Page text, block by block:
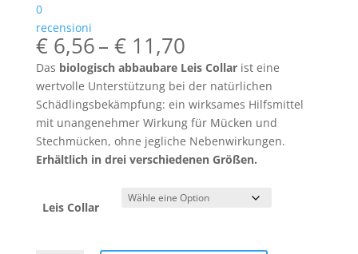
0
recensioni
€6,56– €11,70Preisspanne:
€ 6,56
bis
€ 11,70
Das biologisch abbaubare Leis Collarist eine
wertvolle Unterstützung bei der natürlichen
Schädlingsbekämpfung: ein wirksames Hilfsmittel
mit unangenehmer Wirkung für Mücken und
Stechmücken, ohne jegliche Nebenwirkungen.
Erhältlich in drei verschiedenen Größen.
Leis Collar